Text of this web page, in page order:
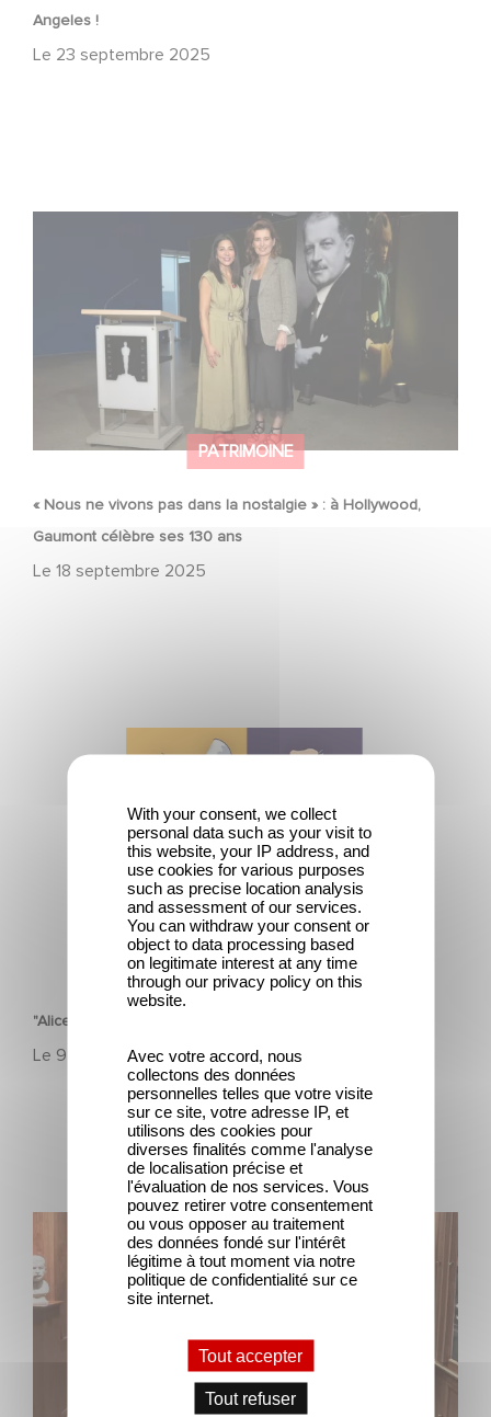
Angeles !
Le 23 septembre 2025
PATRIMOINE
« Nous ne vivons pas dans la nostalgie » : à Hollywood,
Gaumont célèbre ses 130 ans
Le 18 septembre 2025
« Nous ne vivons pas dans la nostalgie » : à Hollywood,
Gaumont célèbre ses 130 ans
PATRIMOINE
"Alice et Léon font leur cinéma"
Le 9 septembre 2025
"Alice et Léon font leur cinéma"
Journées Européennes du Patrimoine 2025
With your consent, we collect
personal data such as your visit to
this website, your IP address, and
use cookies for various purposes
such as precise location analysis
and assessment of our services.
You can withdraw your consent or
object to data processing based
on legitimate interest at any time
through our privacy policy on this
website.
Avec votre accord, nous
collectons des données
personnelles telles que votre visite
sur ce site, votre adresse IP, et
utilisons des cookies pour
diverses finalités comme l'analyse
de localisation précise et
l'évaluation de nos services. Vous
pouvez retirer votre consentement
ou vous opposer au traitement
des données fondé sur l'intérêt
légitime à tout moment via notre
politique de confidentialité sur ce
site internet.
Tout accepter
Tout refuser